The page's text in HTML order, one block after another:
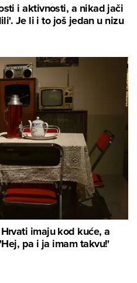
i aktivnosti, a nikad jači
Je li i to još jedan u nizu
imaju kod kuće, a
pa i ja imam takvu!'